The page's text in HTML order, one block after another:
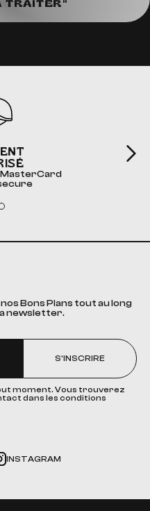
TRAITER"
MasterCard
Bons Plans tout au long
newsletter.
S'INSCRIRE
moment. Vous trouverez
dans les conditions
INSTAGRAM